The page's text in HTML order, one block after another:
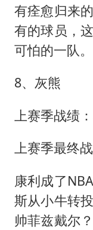
有痊愈归来
有的球员，
可怕的一队。
8、灰熊
上赛季战绩
上赛季最终
康利成了
斯从小牛转
帅菲兹戴尔